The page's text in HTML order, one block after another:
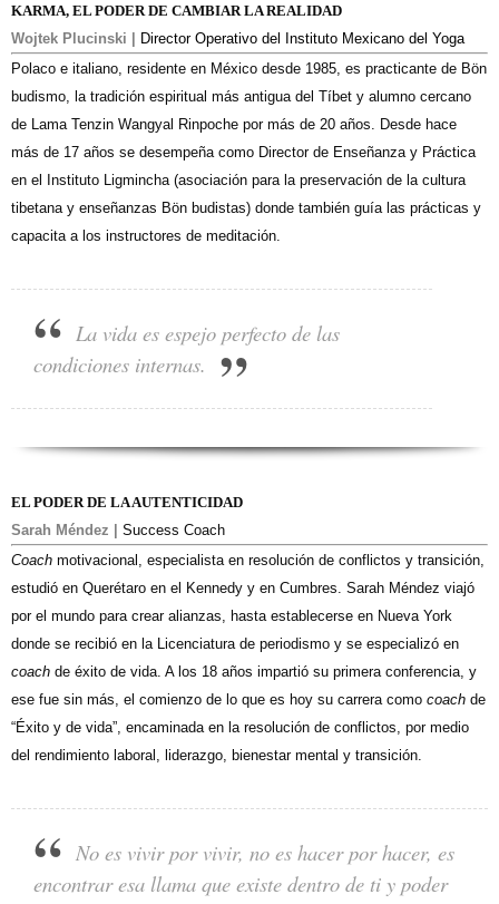
KARMA, EL PODER DE CAMBIAR LA REALIDAD
Wojtek Plucinski |
Director Operativo del Instituto Mexicano del Yoga
Polaco e italiano, residente en México desde 1985, es practicante de Bön
budismo, la tradición espiritual más antigua del Tíbet y alumno cercano
de Lama Tenzin Wangyal Rinpoche por más de 20 años. Desde hace
más de 17 años se desempeña como Director de Enseñanza y Práctica
en el Instituto Ligmincha (asociación para la preservación de la cultura
tibetana y enseñanzas Bön budistas) donde también guía las prácticas y
capacita a los instructores de meditación.
La vida es espejo perfecto de las
condiciones internas.
EL PODER DE LA AUTENTICIDAD
Sarah Méndez | Success Coach
Coach motivacional, especialista en resolución de conflictos y transición,
estudió en Querétaro en el Kennedy y en Cumbres. Sarah Méndez viajó
por el mundo para crear alianzas, hasta establecerse en Nueva York
donde se recibió en la Licenciatura de periodismo y se especializó en
coach de éxito de vida. A los 18 años impartió su primera conferencia, y
ese fue sin más, el comienzo de lo que es hoy su carrera como coach de
“Éxito y de vida”, encaminada en la resolución de conflictos, por medio
del rendimiento laboral, liderazgo, bienestar mental y transición.
No es vivir por vivir, no es hacer por hacer, es
encontrar esa llama que existe dentro de ti y poder